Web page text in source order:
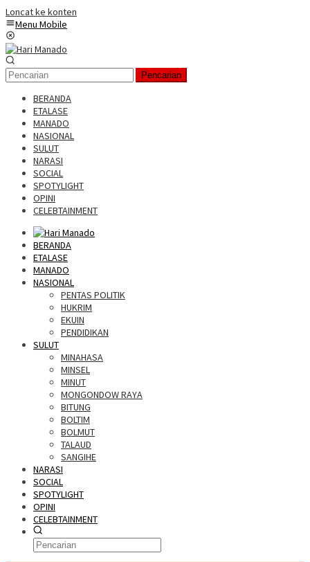
Loncat ke konten
Menu Mobile
Pencarian
BERANDA
ETALASE
MANADO
NASIONAL
SULUT
NARASI
SOCIAL
SPOTYLIGHT
OPINI
CELEBTAINMENT
BERANDA
ETALASE
MANADO
NASIONAL
PENTAS POLITIK
HUKRIM
EKUIN
PENDIDIKAN
SULUT
MINAHASA
MINSEL
MINUT
MONGONDOW RAYA
BITUNG
BOLTIM
BOLMUT
TALAUD
SANGIHE
NARASI
SOCIAL
SPOTYLIGHT
OPINI
CELEBTAINMENT